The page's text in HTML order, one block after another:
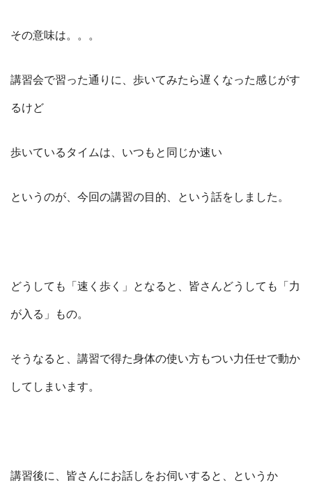
その意味は。。。
講習会で習った通りに、歩いてみたら遅くなった感じがす
るけど
歩いているタイムは、いつもと同じか速い
というのが、今回の講習の目的、という話をしました。
どうしても「速く歩く」となると、皆さんどうしても「力
が入る」もの。
そうなると、講習で得た身体の使い方もつい力任せで動か
してしまいます。
講習後に、皆さんにお話しをお伺いすると、というか